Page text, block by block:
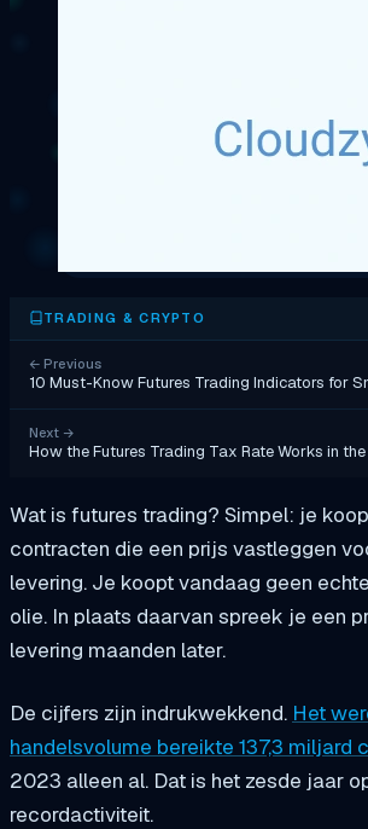
TRADING & CRYPTO
← Previous
10 Must-Know Futures Trading Indicators for
Next →
How the Futures Trading Tax Rate Works in
Wat is futures trading? Simpel: je
contracten die een prijs vastleggen
levering. Je koopt vandaag geen
olie. In plaats daarvan spreek je een
levering maanden later.
De cijfers zijn indrukwekkend. Het
handelsvolume bereikte 137,3 miljard
2023 alleen al. Dat is het zesde jaar
recordactiviteit.